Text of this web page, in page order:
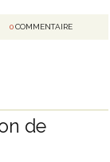
0COMMENTAIRE
de